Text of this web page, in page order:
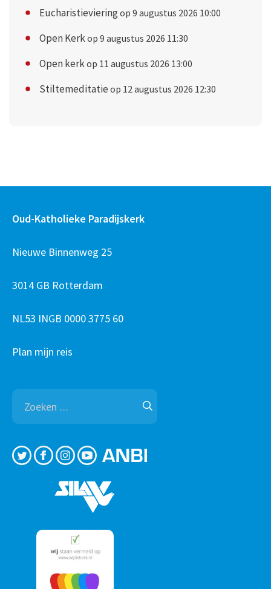
Eucharistievieringop 9 augustus 2026 10:00
Open Kerkop 9 augustus 2026 11:30
Open kerkop 11 augustus 2026 13:00
Stiltemeditatie op 12 augustus 2026 12:30
Oud-Katholieke Paradijskerk
Nieuwe Binnenweg 25
3014 GB Rotterdam
NL53 INGB 0000 3775 60
Plan mijn reis
Zoeken
naar: